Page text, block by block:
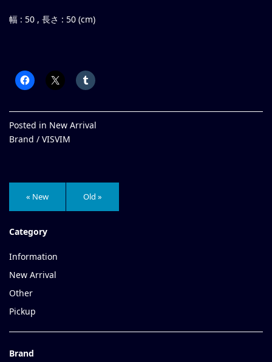
幅 : 50 , 長さ : 50 (cm)
Posted in New Arrival
Brand / VISVIM
« New Old »
Category
Information
New Arrival
Other
Pickup
Brand